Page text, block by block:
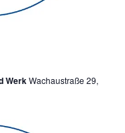
WerkWachaustraße 29,